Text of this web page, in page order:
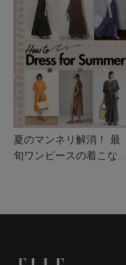
夏のマンネリ解消！ 最
旬ワンピースの着こなし